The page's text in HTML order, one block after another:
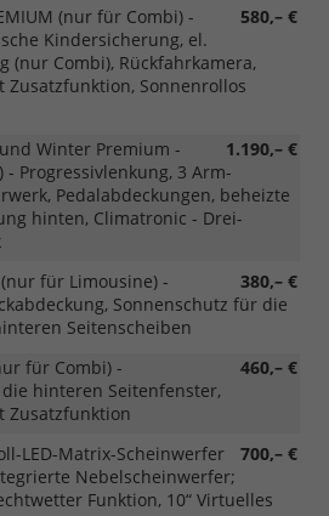
580,– €
(nur für Combi) -
Kindersicherung, el.
(nur Combi), Rückfahrkamera,
Sonnenrollos
1.190,– €
Winter Premium -
Progressivlenkung, 3 Arm-
Pedalabdeckungen, beheizte
hinten, Climatronic - Drei-
380,– €
für Limousine) -
Sonnenschutz für die
Seitenscheiben
460,– €
für Combi) -
hinteren Seitenfenster,
Zusatzfunktion
700,– €
LED-Matrix-Scheinwerfer
Nebelscheinwerfer;
Funktion, 10“ Virtuelles